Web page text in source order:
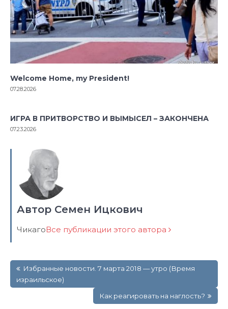
Welcome Home, my President!
07.28.2026
ИГРА В ПРИТВОРСТВО И ВЫМЫСЕЛ – ЗАКОНЧЕНА
07.23.2026
Автор Семен Ицкович
ЧикагоВсе публикации этого автора
по
записям
Избранные новости. 7 марта 2018 — утро (Время
израильское)
Как реагировать на наглость?